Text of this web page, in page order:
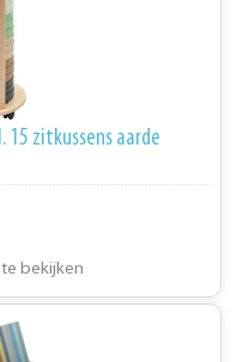
15 zitkussens aarde
bekijken